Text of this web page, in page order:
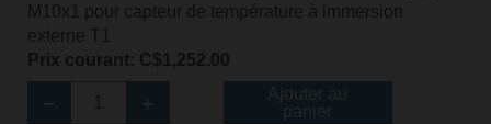
M10x1 pour capteur de température à immersion
externe T1
Prix courant: C$1,252.00